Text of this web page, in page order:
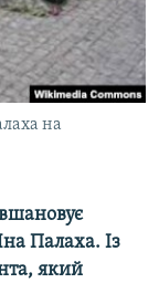
на
Палаха. Із
який